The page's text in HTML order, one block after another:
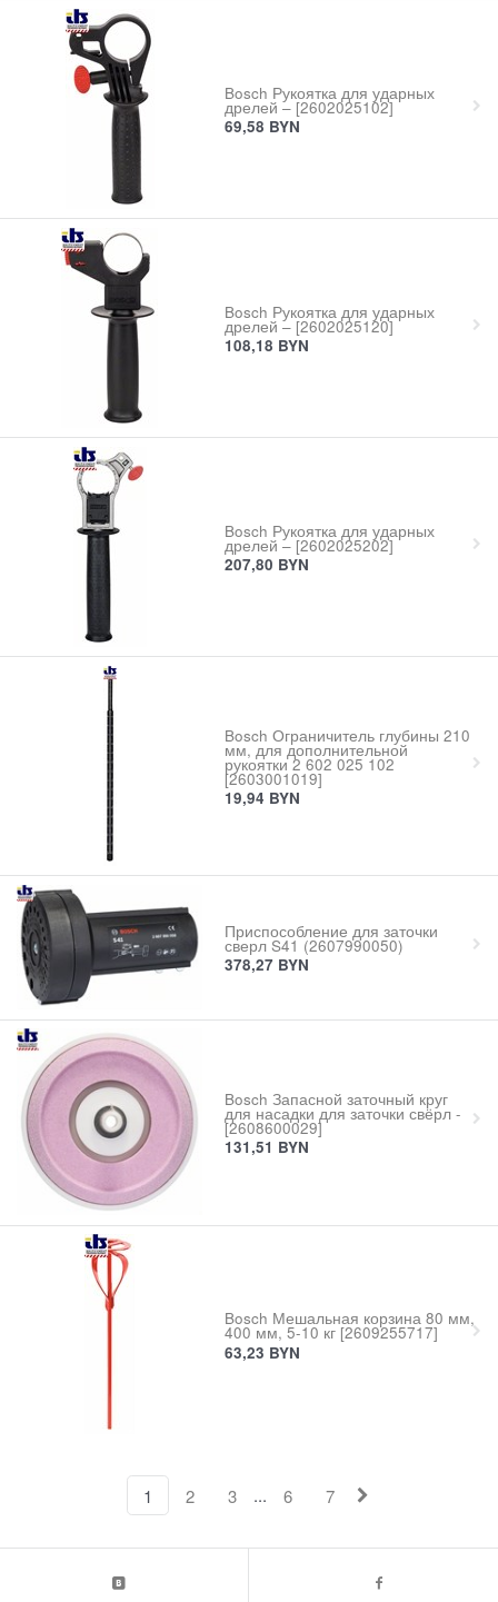
Bosch Рукоятка для ударных
дрелей – [2602025102]
69,58 BYN
Bosch Рукоятка для ударных
дрелей – [2602025120]
108,18 BYN
Bosch Рукоятка для ударных
дрелей – [2602025202]
207,80 BYN
Bosch Ограничитель глубины 210
мм, для дополнительной
рукоятки 2 602 025 102
[2603001019]
19,94 BYN
Приспособление для заточки
сверл S41 (2607990050)
378,27 BYN
Bosch Запасной заточный круг
для насадки для заточки свёрл -
[2608600029]
131,51 BYN
Bosch Мешальная корзина 80 мм,
400 мм, 5-10 кг [2609255717]
63,23 BYN
1 2 3 ... 6 7